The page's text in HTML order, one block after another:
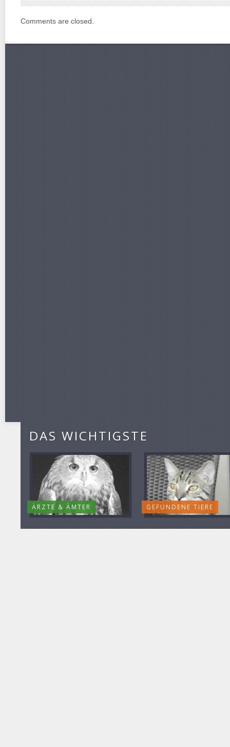
Comments are closed.
DAS WICHTIGSTE
ÄRZTE & ÄMTER GEFUNDENE TIERE